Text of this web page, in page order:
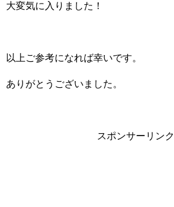
大変気に入りました！
以上ご参考になれば幸いです。
ありがとうございました。
スポンサーリンク